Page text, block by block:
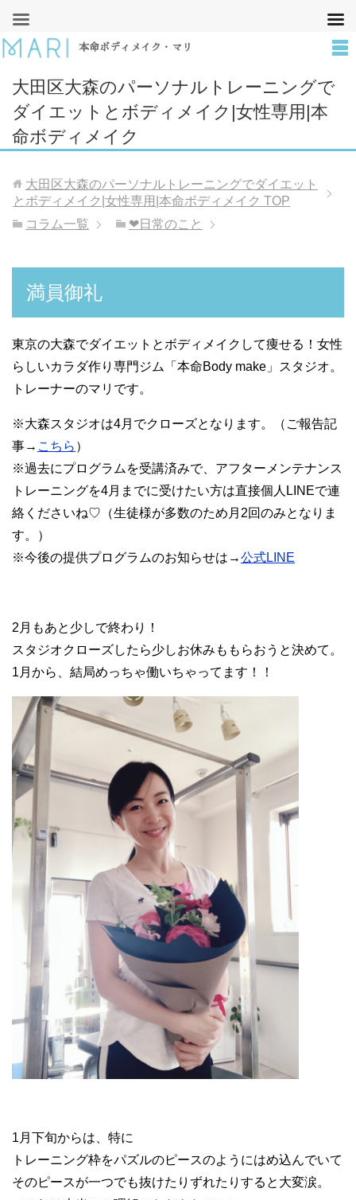
本命ボディメイク・マリ
大田区大森のパーソナルトレーニングで
ダイエットとボディメイク|女性専用|本
命ボディメイク
大田区大森のパーソナルトレーニングでダイエット
とボディメイク|女性専用|本命ボディメイク TOP
コラム一覧
❤︎日常のこと
満員御礼
東京の大森でダイエットとボディメイクして痩せる！女性
らしいカラダ作り専門ジム「本命Body make」スタジオ。
トレーナーのマリです。
※大森スタジオは4月でクローズとなります。（ご報告記
事→ こちら ）
※過去にプログラムを受講済みで、アフターメンテナンス
トレーニングを4月までに受けたい方は直接個人LINEで連
絡くださいね♡（生徒様が多数のため月2回のみとなりま
す。）
※今後の提供プログラムのお知らせは→公式LINE
2月もあと少しで終わり！
スタジオクローズしたら少しお休みももらおうと決めて。
1月から、結局めっちゃ働いちゃってます！！
1月下旬からは、特に
トレーニング枠をパズルのピースのようにはめ込んでいて
そのピースが一つでも抜けたりずれたりすると大変涙。